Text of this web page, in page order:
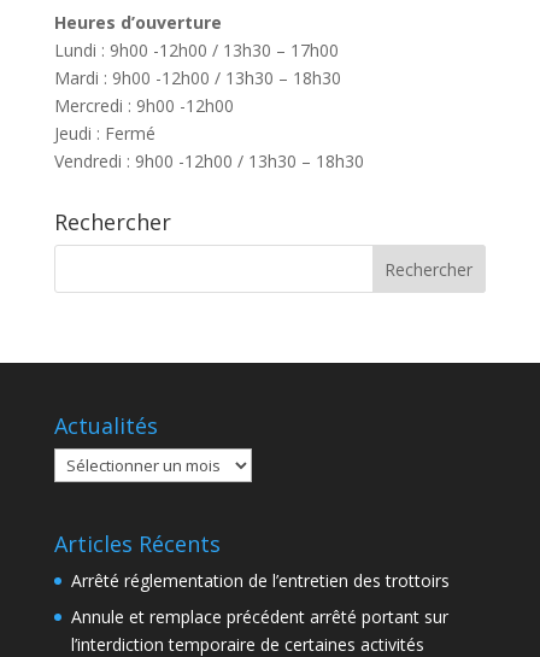
Heures d’ouverture
Lundi : 9h00 -12h00 / 13h30 – 17h00
Mardi : 9h00 -12h00 / 13h30 – 18h30
Mercredi : 9h00 -12h00
Jeudi : Fermé
Vendredi : 9h00 -12h00 / 13h30 – 18h30
Rechercher
Actualités
Actualités
Articles Récents
Arrêté réglementation de l’entretien des trottoirs
Annule et remplace précédent arrêté portant sur
l’interdiction temporaire de certaines activités